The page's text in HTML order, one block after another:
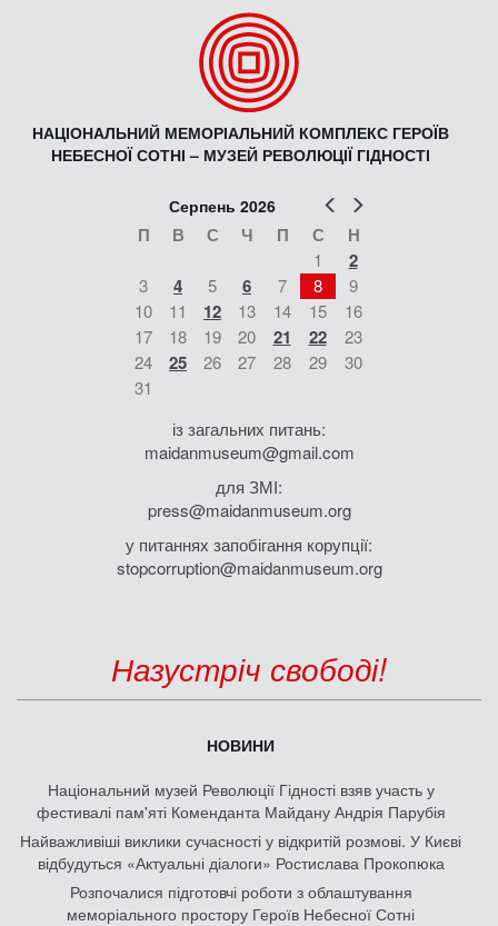
НАЦІОНАЛЬНИЙ МЕМОРІАЛЬНИЙ КОМПЛЕКС ГЕРОЇВ
НЕБЕСНОЇ СОТНІ – МУЗЕЙ РЕВОЛЮЦІЇ ГІДНОСТІ
Попер
Серпень 2026
П В С Ч П С Н
1 2
3 4 5 6 7 8
9
10
11 12 13 14 15
16
17
18 19 20 21 22
23
24
25 26 27 28 29
30
31
із загальних питань:
maidanmuseum@gmail.com
для ЗМІ:
press@maidanmuseum.org
у питаннях запобігання корупції:
stopcorruption@maidanmuseum.org
Назустріч свободі!
НОВИНИ
Національний музей Революції Гідності взяв участь у
фестивалі пам'яті Коменданта Майдану Андрія Парубія
Найважливіші виклики сучасності у відкритій розмові. У Києві
відбудуться «Актуальні діалоги» Ростислава Прокопюка
Розпочалися підготовчі роботи з облаштування
меморіального простору Героїв Небесної Сотні